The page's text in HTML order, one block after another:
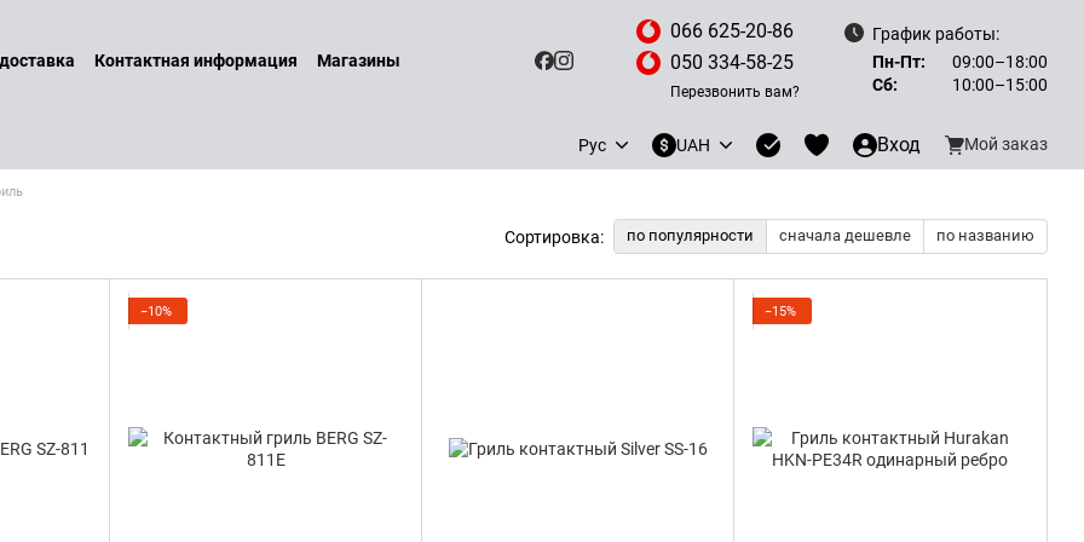
Контактная информация
Магазины
066 625-20-86
050 334-58-25
Перезвонить вам?
График работы:
Пн-Пт:
09:00–18:00
Сб:
10:00–15:00
Рус UAH Вход Мой заказ
Сортировка: по популярности сначала дешевле по названию
−10% −15%